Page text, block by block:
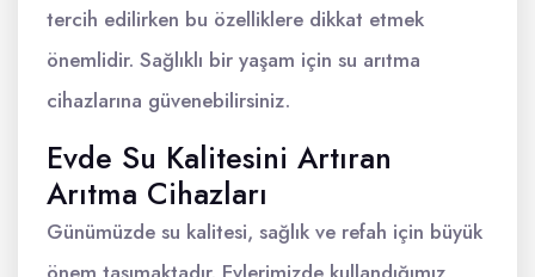
tercih edilirken bu özelliklere dikkat etmek
önemlidir. Sağlıklı bir yaşam için su arıtma
cihazlarına güvenebilirsiniz.
Evde Su Kalitesini Artıran
Arıtma Cihazları
Günümüzde su kalitesi, sağlık ve refah için büyük